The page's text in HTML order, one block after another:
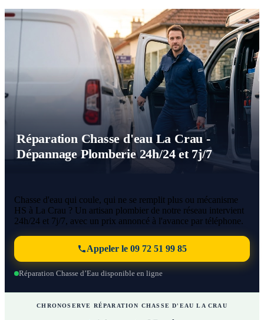
Réparation Chasse d'eau La Crau -
Dépannage Plomberie 24h/24 et 7j/7
Chasse d'eau qui coule, qui ne se remplit plus ou mécanisme
HS à La Crau ? Un artisan plombier de notre réseau intervient
24h/24 et 7j/7, avec un prix annoncé à l'avance par téléphone.
Appeler le 09 72 51 99 85
Réparation Chasse d’Eau disponible en ligne
CHRONOSERVE RÉPARATION CHASSE D'EAU LA CRAU